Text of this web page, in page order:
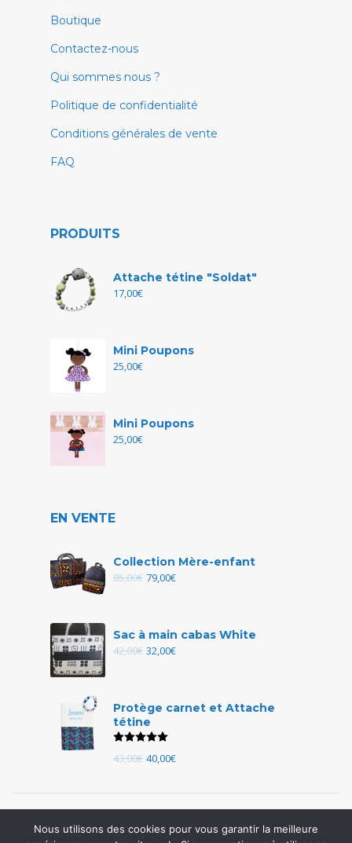
Boutique
Contactez-nous
Qui sommes nous ?
Politique de confidentialité
Conditions générales de vente
FAQ
PRODUITS
Attache tétine "Soldat"
17,00€
Mini Poupons
25,00€
Mini Poupons
25,00€
EN VENTE
Collection Mère-enfant
85,00€ 79,00€
Sac à main cabas White
42,00€ 32,00€
Protège carnet et Attache
tétine
43,00€ 40,00€
Nous utilisons des cookies pour vous garantir la meilleure